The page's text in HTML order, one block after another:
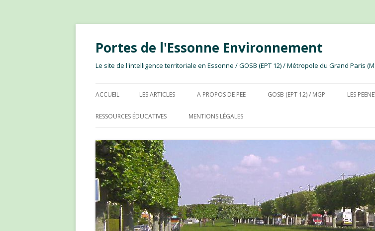
Portes de l'Essonne Environnement
Le site de l'intelligence territoriale en Essonne / GOSB (EPT 12) / Métropole du Grand Paris
ACCUEIL LES ARTICLES A PROPOS DE PEE GOSB (EPT 12) / MGP LES
RESSOURCES ÉDUCATIVES MENTIONS LÉGALES